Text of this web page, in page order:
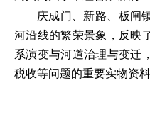
庆成门、新路、板闸
河沿线的繁荣景象，反映
系演变与河道治理与变迁
税收等问题的重要实物资料